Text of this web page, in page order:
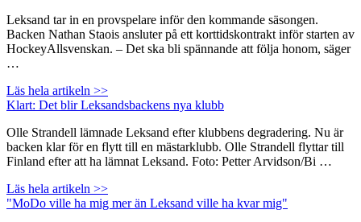
Leksand tar in en provspelare inför den kommande säsongen.
Backen Nathan Staois ansluter på ett korttidskontrakt inför starten av
HockeyAllsvenskan. – Det ska bli spännande att följa honom, säger
…
Läs hela artikeln >>
Klart: Det blir Leksandsbackens nya klubb
Olle Strandell lämnade Leksand efter klubbens degradering. Nu är
backen klar för en flytt till en mästarklubb. Olle Strandell flyttar till
Finland efter att ha lämnat Leksand. Foto: Petter Arvidson/Bi …
Läs hela artikeln >>
"MoDo ville ha mig mer än Leksand ville ha kvar mig"